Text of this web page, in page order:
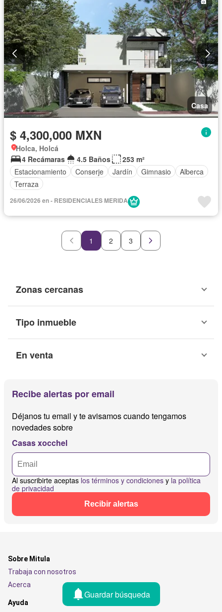
Casa
$ 4,300,000 MXN
Holca, Holcá
4 Recámaras
4.5 Baños
253 m²
Estacionamiento
Conserje Jardín Gimnasio
Alberca
Terraza
26/06/2026 en - RESIDENCIALES MERIDA
1 2 3
Zonas cercanas
Tipo inmueble
En venta
Recibe alertas por email
Déjanos tu email y te avisamos cuando tengamos
novedades sobre
Casas xocchel
Al suscribirte aceptas los términos y condiciones y la política
de privacidad
Recibir alertas
Guardar búsqueda
Sobre Mitula
Trabaja con nosotros
Acerca
Ayuda